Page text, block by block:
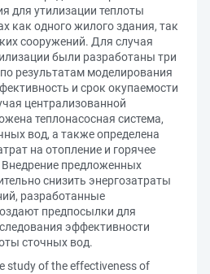
для утилизации теплоты
как одного жилого здания, так
сооружений. Для случая
были разработаны три
результатам моделирования
и срок окупаемости
централизованной
теплонасосная система,
вод, а также определена
на отопление и горячее
предложенных
снизить энергозатраты
разработанные
предпосылки для
эффективности
сточных вод.
study of the effectiveness of